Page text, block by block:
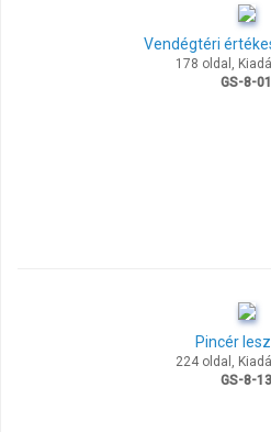
Vendégtéri
178 oldal,
GS-8-01
Pincér
224 oldal,
GS-8-13